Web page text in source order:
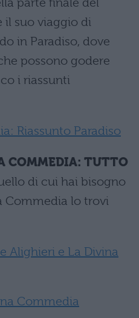
il suo viaggio di
in Paradiso, dove
possono godere
i riassunti
Riassunto Paradiso
COMMEDIA: TUTTO
di cui hai bisogno
Commedia lo trovi
Alighieri e La Divina
Commedia